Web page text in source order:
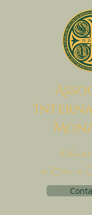
A
I
M
o Céu à